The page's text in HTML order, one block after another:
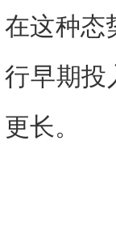
在这种态
行早期投
更长。